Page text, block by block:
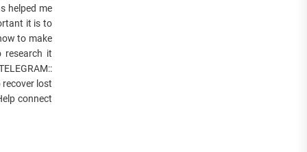
helped me
it is to
to make
research it
lost
connect